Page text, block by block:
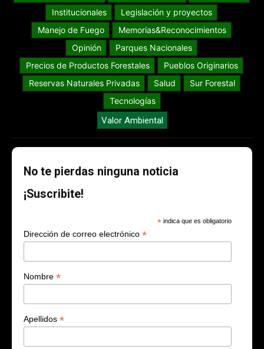
Institucionales
Legislación y proyectos
Manejo de Fuego
Memorias&Reconocimientos
Opinión
Parques Nacionales
Precios de Productos Forestales
Pueblos Originarios
Reservas Naturales Privadas
Salud
Sur Forestal
Tecnologías
Valor Ambiental
No te pierdas ninguna noticia
¡Suscribite!
* indica que es obligatorio
Dirección de correo electrónico *
Nombre *
Apellidos *